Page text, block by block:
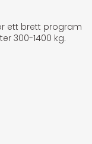
ett brett program
300-1400 kg.